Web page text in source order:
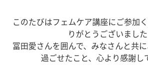
このたびはフェムケア講座にご参加
りがとうございました
冨田愛さんを囲んで、みなさんと共
過ごせたこと、心より感謝し